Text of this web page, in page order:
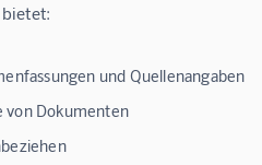
und Quellenangaben
von Dokumenten